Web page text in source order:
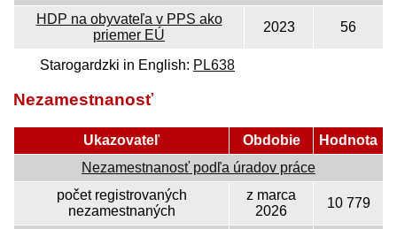
HDP na obyvateľa v PPS ako
priemer EÚ
2023 56
Starogardzki in English: PL638
Nezamestnanosť
Ukazovateľ Obdobie
Hodnota
Nezamestnanosť podľa úradov práce
počet registrovaných
nezamestnaných
z marca
2026
10 779